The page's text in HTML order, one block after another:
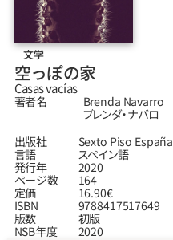
文学
空っぽの家
Casas vacías
著者名
Brenda Navarro
ブレンダ・ナバロ
出版社
Sexto Piso España
言語
スペイン語
発行年
2020
ページ数
164
定価
16.90€
ISBN
9788417517649
版数
初版
NSB年度
2020